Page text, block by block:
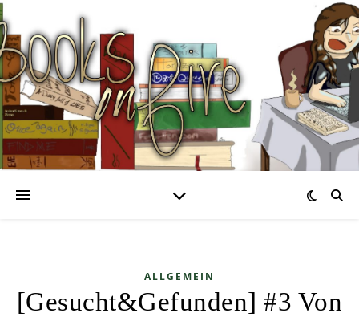
ALLGEMEIN
[Gesucht&Gefunden] #3 Von